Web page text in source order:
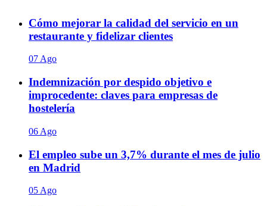
Cómo mejorar la calidad del servicio en un
restaurante y fidelizar clientes
07 Ago
Indemnización por despido objetivo e
improcedente: claves para empresas de
hostelería
06 Ago
El empleo sube un 3,7% durante el mes de julio
en Madrid
05 Ago